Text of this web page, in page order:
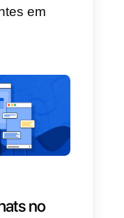
de Live
cliente sair do
chatsdesse
Manager ou